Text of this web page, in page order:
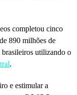
completou cinco
890 milhões de
brasileiros utilizando o
.
e estimular a